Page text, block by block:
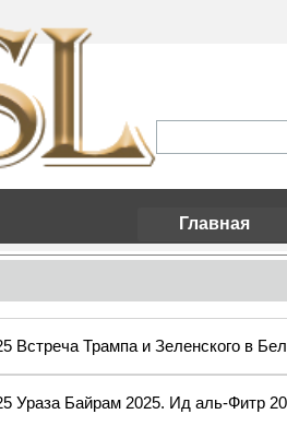
Главная
Встреча Трампа и Зеленского в
Ураза Байрам 2025. Ид аль-Фитр